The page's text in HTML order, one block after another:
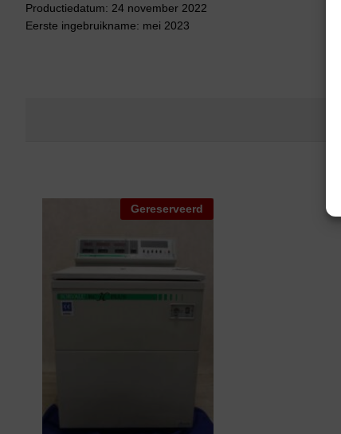
Productiedatum: 24 november 2022
Eerste ingebruikname: mei 2023
Gereserveerd